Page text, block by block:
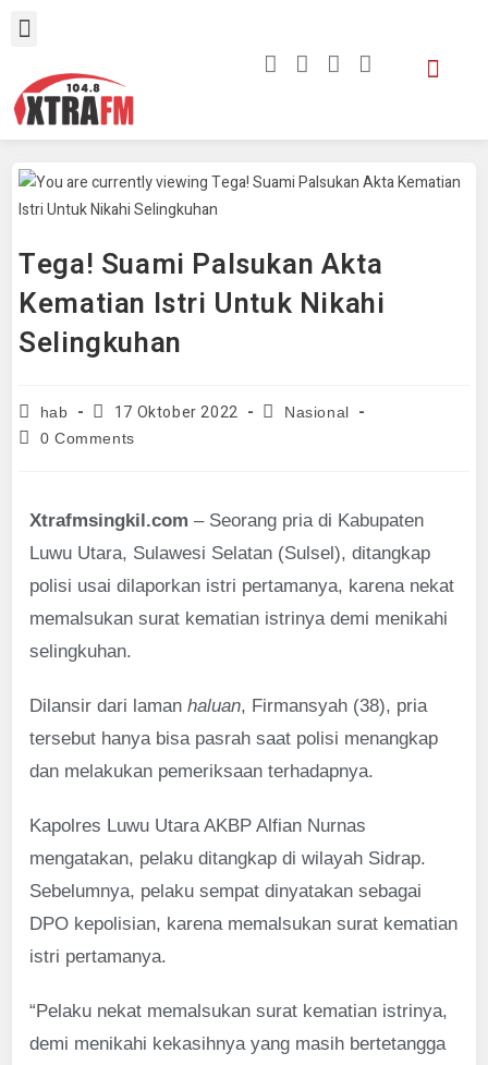
Tega! Suami Palsukan Akta
Kematian Istri Untuk Nikahi
Selingkuhan
hab 17 Oktober 2022
Nasional
0 Comments
Xtrafmsingkil.com– Seorang pria di Kabupaten
Luwu Utara, Sulawesi Selatan (Sulsel), ditangkap
polisi usai dilaporkan istri pertamanya, karena nekat
memalsukan surat kematian istrinya demi menikahi
selingkuhan.
Dilansir dari lamanhaluan, Firmansyah (38), pria
tersebut hanya bisa pasrah saat polisi menangkap
dan melakukan pemeriksaan terhadapnya.
Kapolres Luwu Utara AKBP Alfian Nurnas
mengatakan, pelaku ditangkap di wilayah Sidrap.
Sebelumnya, pelaku sempat dinyatakan sebagai
DPO kepolisian, karena memalsukan surat kematian
istri pertamanya.
“Pelaku nekat memalsukan surat kematian istrinya,
demi menikahi kekasihnya yang masih bertetangga